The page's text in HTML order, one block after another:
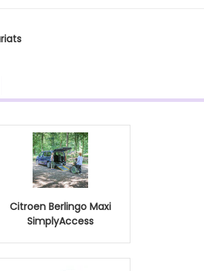
Citroen Berlingo Maxi
SimplyAccess